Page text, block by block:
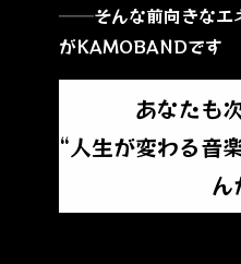
──そんな前向きなエ
がKAMOBANDです
あなたも
“人生が変わる音
ん